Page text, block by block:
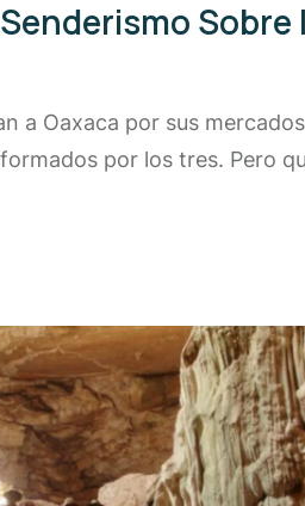
Sobre
a Oaxaca por sus
por los tres. Pero